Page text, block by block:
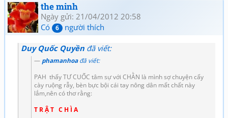
the minh
Ngày gửi: 21/04/2012 20:58
Có
6 người thích
Duy Quốc Quyền đã viết:
phamanhoađã viết:
PAH thấy TƯ CUỐC tâm sự với CHẰN là mình sợ chuyện cấy
cày ruộng rẫy, bèn bực bội cái tay nông dân mất chất này
lắm,nên có thơ rằng:
T R Ậ T C H Ì A